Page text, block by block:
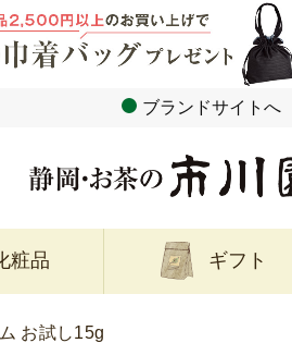
ブランドサイトへ
粧品 ギフト
お試し15g